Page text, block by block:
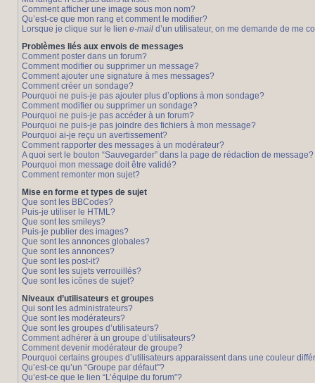
Comment afficher une image sous mon nom?
Qu’est-ce que mon rang et comment le modifier?
Lorsque je clique sur le lien e-mail d’un utilisateur, on me demande de me
Problèmes liés aux envois de messages
Comment poster dans un forum?
Comment modifier ou supprimer un message?
Comment ajouter une signature à mes messages?
Comment créer un sondage?
Pourquoi ne puis-je pas ajouter plus d’options à mon sondage?
Comment modifier ou supprimer un sondage?
Pourquoi ne puis-je pas accéder à un forum?
Pourquoi ne puis-je pas joindre des fichiers à mon message?
Pourquoi ai-je reçu un avertissement?
Comment rapporter des messages à un modérateur?
A quoi sert le bouton “Sauvegarder” dans la page de rédaction de message?
Pourquoi mon message doit être validé?
Comment remonter mon sujet?
Mise en forme et types de sujet
Que sont les BBCodes?
Puis-je utiliser le HTML?
Que sont les smileys?
Puis-je publier des images?
Que sont les annonces globales?
Que sont les annonces?
Que sont les post-it?
Que sont les sujets verrouillés?
Que sont les icônes de sujet?
Niveaux d’utilisateurs et groupes
Qui sont les administrateurs?
Que sont les modérateurs?
Que sont les groupes d’utilisateurs?
Comment adhérer à un groupe d’utilisateurs?
Comment devenir modérateur de groupe?
Pourquoi certains groupes d’utilisateurs apparaissent dans une couleur
Qu’est-ce qu’un “Groupe par défaut”?
Qu’est-ce que le lien “L’équipe du forum”?